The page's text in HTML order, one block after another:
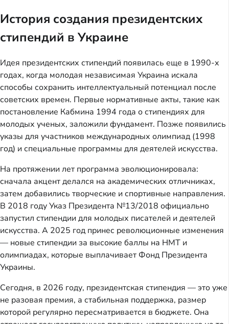
История создания президентских
стипендий в Украине
Идея президентских стипендий появилась еще в 1990-х
годах, когда молодая независимая Украина искала
способы сохранить интеллектуальный потенциал после
советских времен. Первые нормативные акты, такие как
постановление Кабмина 1994 года о стипендиях для
молодых ученых, заложили фундамент. Позже появились
указы для участников международных олимпиад (1998
год) и специальные программы для деятелей искусства.
На протяжении лет программа эволюционировала:
сначала акцент делался на академических отличниках,
затем добавились творческие и спортивные направления.
В 2018 году Указ Президента №13/2018 официально
запустил стипендии для молодых писателей и деятелей
искусства. А 2025 год принес революционные изменения
— новые стипендии за высокие баллы на НМТ и
олимпиадах, которые выплачивает Фонд Президента
Украины.
Сегодня, в 2026 году, президентская стипендия — это уже
не разовая премия, а стабильная поддержка, размер
которой регулярно пересматривается в бюджете. Она